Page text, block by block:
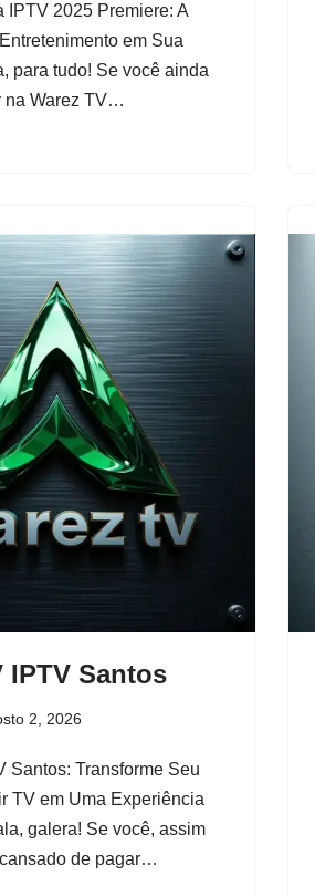
IPTV 2025 Premiere: A
em Sua
para tudo! Se você ainda
na Warez TV…
IPTV Santos
2, 2026
Santos: Transforme Seu
TV em Uma Experiência
galera! Se você, assim
de pagar…